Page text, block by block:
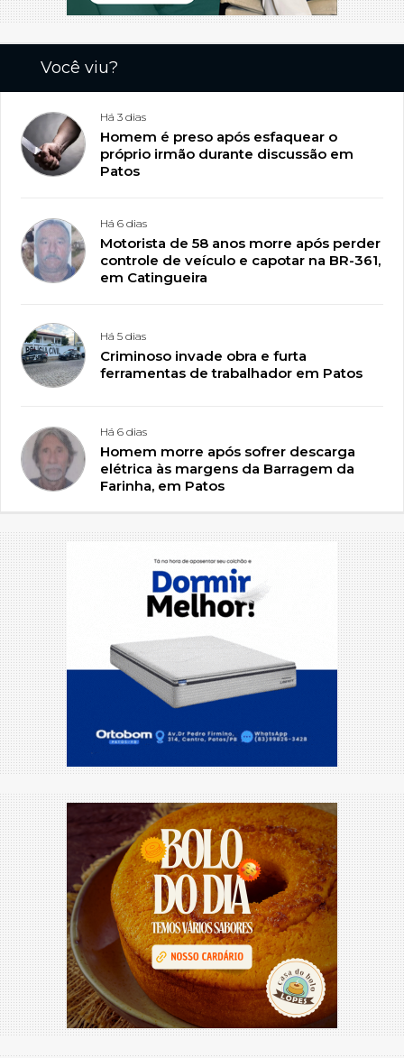
Você viu?
Há 3 dias
Homem é preso após esfaquear o
próprio irmão durante discussão em
Patos
Há 6 dias
Motorista de 58 anos morre após perder
controle de veículo e capotar na BR-361,
em Catingueira
Há 5 dias
Criminoso invade obra e furta
ferramentas de trabalhador em Patos
Há 6 dias
Homem morre após sofrer descarga
elétrica às margens da Barragem da
Farinha, em Patos